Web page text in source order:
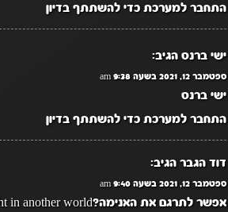
התחבר למערכת כדי להשתתף בדיון
ישי ברנס הגיב:
ספטמבר 12, 2021 בשעה 9:38 am
ישי ברנס
התחבר למערכת כדי להשתתף בדיון
דוד הגבר הגיב:
ספטמבר 12, 2021 בשעה 9:40 am
אפשר לתרגם את האנימה?Skeleton Knight in another world‌‌